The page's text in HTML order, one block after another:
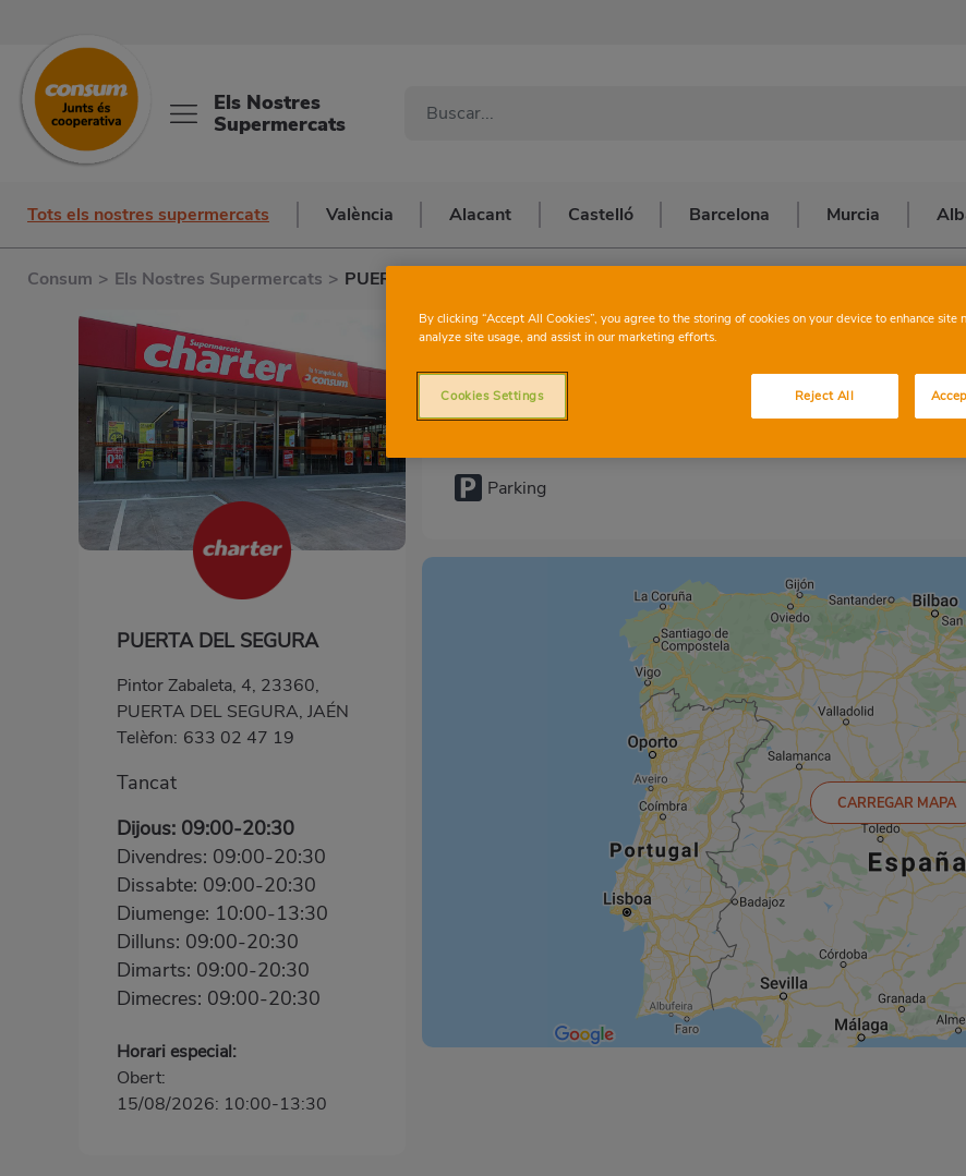
Els Nostres
Supermercats
Tots els nostres supermercats València Alacant Castelló Barcelona Murcia
Consum > Els Nostres Supermercats > PUERTA DEL SEGURA
PUERTA DEL SEGURA
Pintor Zabaleta, 4, 23360,
PUERTA DEL SEGURA, JAÉN
Telèfon: 633 02 47 19
Tancat
Dijous: 09:00-20:30
Divendres: 09:00-20:30
Dissabte: 09:00-20:30
Diumenge: 10:00-13:30
Dilluns: 09:00-20:30
Dimarts: 09:00-20:30
Dimecres: 09:00-20:30
Horari especial:
Obert:
15/08/2026: 10:00-13:30
CHARTER
Parking
CARREGAR MAPA
By clicking “Accept All Cookies”, you agree to the storing of cookies on your device to enhance site
analyze site usage, and assist in our marketing efforts.
Reject All
Cookies Settings